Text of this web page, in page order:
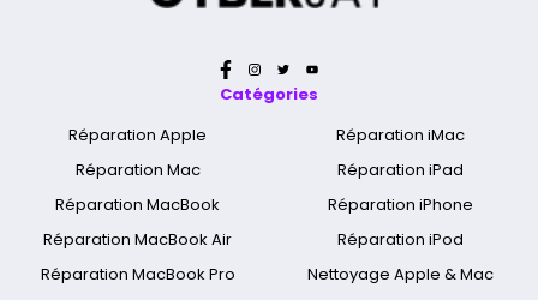
Catégories
Réparation Apple
Réparation Mac
Réparation MacBook
Réparation MacBook Air
Réparation MacBook Pro
Réparation iMac
Réparation iPad
Réparation iPhone
Réparation iPod
Nettoyage Apple & Mac